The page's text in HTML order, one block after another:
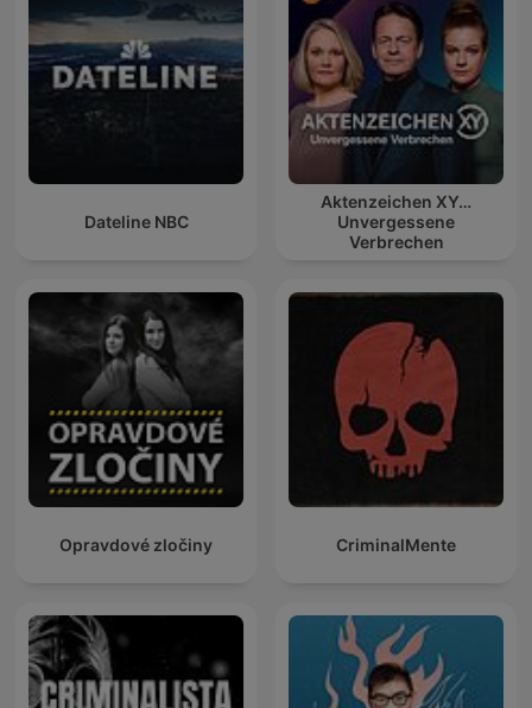
Dateline NBC
Aktenzeichen XY…
Unvergessene
Verbrechen
Opravdové zločiny CriminalMente